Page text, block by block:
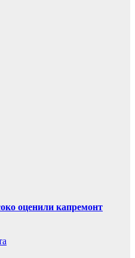
оценили капремонт